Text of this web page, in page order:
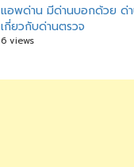
แอพด่าน มีด่านบอกด้วย ด่
เกี่ยวกับด่านตรวจ
6 views